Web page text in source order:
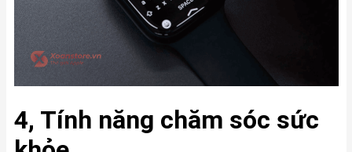
4, Tính năng chăm sóc sức